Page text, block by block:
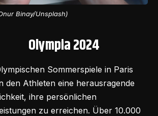
Binay/Unsplash)
Olympia 2024
Sommerspiele in Paris
den Athleten eine herausragende
ihre persönlichen
zu erreichen. Über 10.000